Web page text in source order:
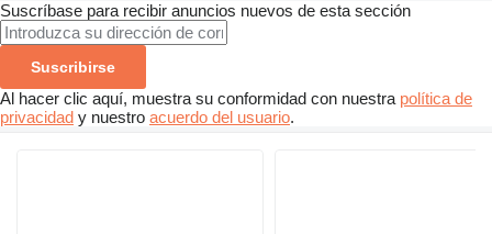
Suscríbase para recibir anuncios nuevos de esta sección
Suscribirse
Al hacer clic aquí, muestra su conformidad con nuestra política de
privacidad y nuestro acuerdo del usuario.